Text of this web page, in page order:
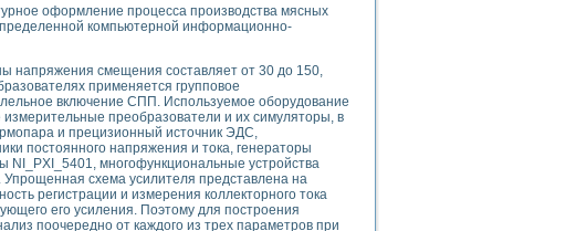
с применением технологии виртуальных приборов
вод в мембранном биореакторе
оформление процесса производства мясных
компьютерной информационно-
напряжения смещения составляет от 30 до 150,
применяется групповое
включение СПП. Используемое оборудование
преобразователи и их симуляторы, в
и прецизионный источник ЭДС,
постоянного напряжения и тока, генераторы
NI_PXI_5401, многофункциональные устройства
схема усилителя представлена на
регистрации и измерения коллекторного тока
его усиления. Поэтому для построения
поочередно от каждого из трех параметров при